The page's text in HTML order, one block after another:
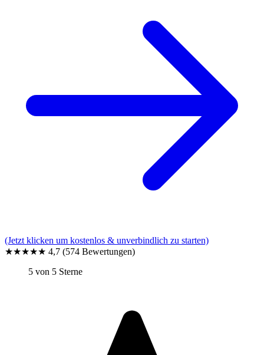
(Jetzt klicken um kostenlos & unverbindlich zu starten)
★★★★★ 4,7 (574 Bewertungen)
5 von 5 Sterne